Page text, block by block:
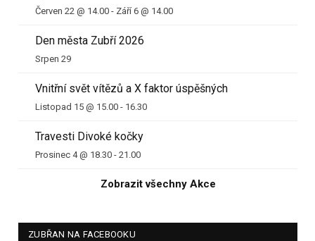
Červen 22 @ 14.00 - Září 6 @ 14.00
Den města Zubří 2026
Srpen 29
Vnitřní svět vítězů a X faktor úspěšných
Listopad 15 @ 15.00 - 16.30
Travesti Divoké kočky
Prosinec 4 @ 18.30 - 21.00
Zobrazit všechny Akce
ZUBŘAN NA FACEBOOKU